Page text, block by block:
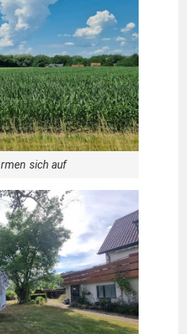
sich auf